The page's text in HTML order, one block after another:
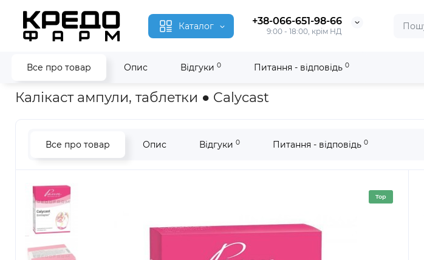
Каталог +38-066-651-98-66
9:00 - 18:00, крім НД
Все про товар Опис Відгуки 0 Питання - відповідь 0
Головна Гомеопатія Калікаст ● Calycast
Калікаст ампули, таблетки ● Calycast
Все про товар Опис Відгуки 0 Питання - відповідь 0
Top